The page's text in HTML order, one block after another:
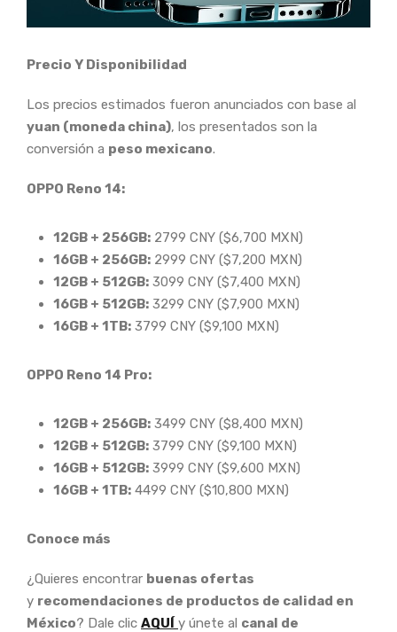
Precio Y Disponibilidad
Los precios estimados fueron anunciados con base al
yuan (moneda china), los presentados son la
conversión a peso mexicano.
OPPO Reno 14:
12GB + 256GB: 2799 CNY ($6,700 MXN)
16GB + 256GB: 2999 CNY ($7,200 MXN)
12GB + 512GB: 3099 CNY ($7,400 MXN)
16GB + 512GB: 3299 CNY ($7,900 MXN)
16GB + 1TB: 3799 CNY ($9,100 MXN)
OPPO Reno 14 Pro:
12GB + 256GB: 3499 CNY ($8,400 MXN)
12GB + 512GB: 3799 CNY ($9,100 MXN)
16GB + 512GB: 3999 CNY ($9,600 MXN)
16GB + 1TB: 4499 CNY ($10,800 MXN)
Conoce más
¿Quieres encontrar buenas ofertas
y recomendaciones de productos de calidad en
México? Dale clic AQUÍ y únete al canal de